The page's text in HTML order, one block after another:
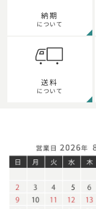
納期
について
送料
について